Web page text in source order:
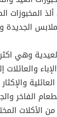
المخبوزات
الجديدة
وهي
العائلية
الفاخر
من الأكلات